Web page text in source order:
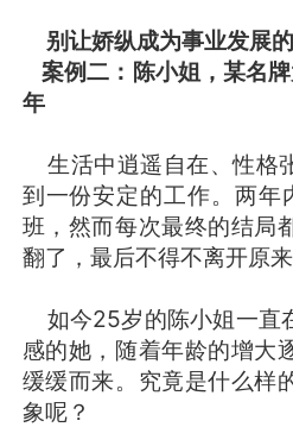
别让娇纵成为事业发展
案例二：陈小姐，某名
年
生活中逍遥自在、性格
到一份安定的工作。两年
班，然而每次最终的结局
翻了，最后不得不离开原来
如今25岁的陈小姐一直
感的她，随着年龄的增大
缓缓而来。究竟是什么样
象呢？